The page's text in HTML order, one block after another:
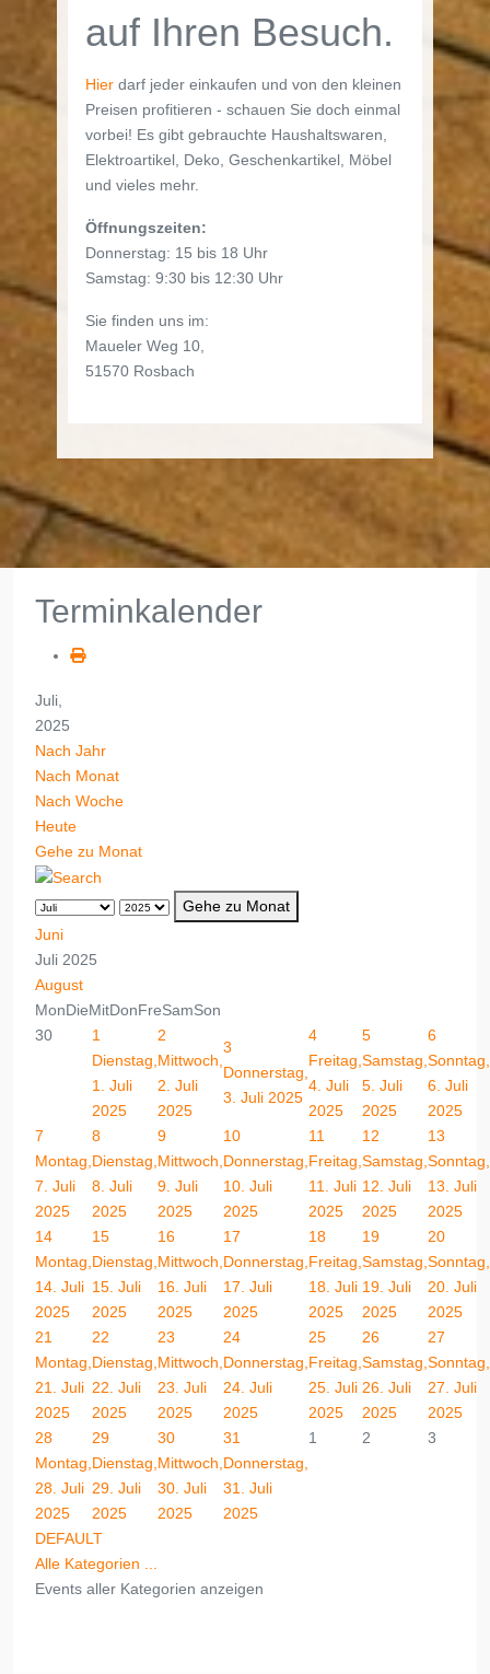
auf Ihren Besuch.
Hier darf jeder einkaufen und von den kleinen
Preisen profitieren - schauen Sie doch einmal
vorbei! Es gibt gebrauchte Haushaltswaren,
Elektroartikel, Deko, Geschenkartikel, Möbel
und vieles mehr.
Öffnungszeiten:
Donnerstag: 15 bis 18 Uhr
Samstag: 9:30 bis 12:30 Uhr
Sie finden uns im:
Maueler Weg 10,
51570 Rosbach
Terminkalender
Juli,
2025
Nach Jahr
Nach Monat
Nach Woche
Heute
Gehe zu Monat
Gehe zu Monat
Juni
Juli 2025
August
MonDieMitDonFreSamSon
30
1
Dienstag,
1. Juli
2025
2
Mittwoch,
2. Juli
2025
3
Donnerstag,
3. Juli 2025
4
Freitag,
4. Juli
2025
5
Samstag,
5. Juli
2025
6
Sonntag,
6. Juli
2025
7
Montag,
7. Juli
2025
8
Dienstag,
8. Juli
2025
9
Mittwoch,
9. Juli
2025
10
Donnerstag,
10. Juli
2025
11
Freitag,
11. Juli
2025
12
Samstag,
12. Juli
2025
13
Sonntag,
13. Juli
2025
14
Montag,
14. Juli
2025
15
Dienstag,
15. Juli
2025
16
Mittwoch,
16. Juli
2025
17
Donnerstag,
17. Juli
2025
18
Freitag,
18. Juli
2025
19
Samstag,
19. Juli
2025
20
Sonntag,
20. Juli
2025
21
Montag,
21. Juli
2025
22
Dienstag,
22. Juli
2025
23
Mittwoch,
23. Juli
2025
24
Donnerstag,
24. Juli
2025
25
Freitag,
25. Juli
2025
26
Samstag,
26. Juli
2025
27
Sonntag,
27. Juli
2025
28
Montag,
28. Juli
2025
29
Dienstag,
29. Juli
2025
30
Mittwoch,
30. Juli
2025
31
Donnerstag,
31. Juli
2025
1 2 3
DEFAULT
Alle Kategorien ...
Events aller Kategorien anzeigen